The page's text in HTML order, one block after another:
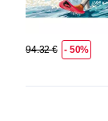
94.32 € - 50%